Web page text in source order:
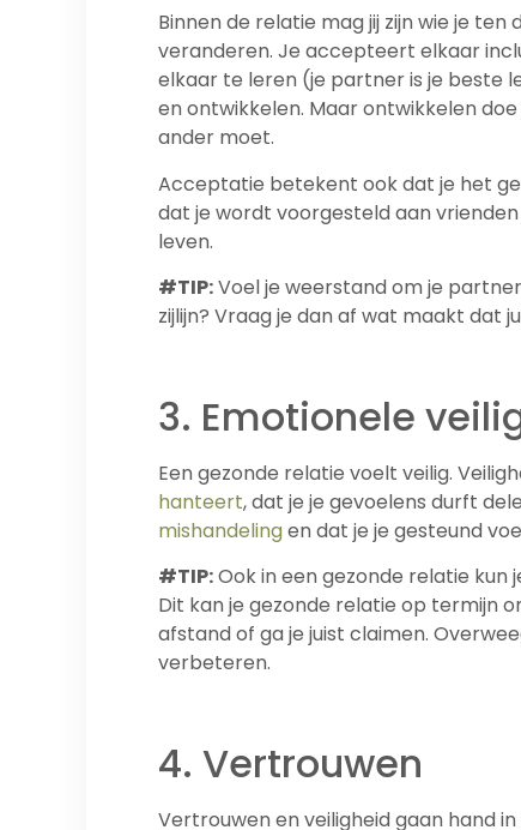
Binnen de relatie mag jij zijn wie je
veranderen. Je accepteert elkaar
elkaar te leren (je partner is je beste
en ontwikkelen. Maar ontwikkelen
ander moet.
Acceptatie betekent ook dat je het
dat je wordt voorgesteld aan
leven.
#TIP:Voel je weerstand om je
zijlijn? Vraag je dan af wat maakt dat
3. Emotionele
Een gezonde relatie voelt veilig.
hanteert, dat je je gevoelens durft
mishandelingen dat je je gesteund
#TIP:Ook in een gezonde relatie kun
Dit kan je gezonde relatie op termijn
afstand of ga je juist claimen.
verbeteren.
4. Vertrouwen
Vertrouwen en veiligheid gaan hand